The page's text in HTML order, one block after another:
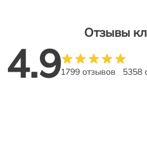
Отзывы
4.91799 отзывов 5358